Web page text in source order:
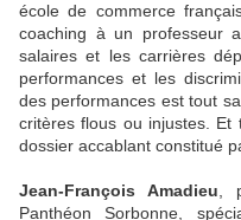
école de commerce
coaching à un professeur
salaires et les carrières
performances et les
des performances est tout
critères flous ou injustes. Et
dossier accablant constitué
Jean-François Amadieu ,
Panthéon Sorbonne,